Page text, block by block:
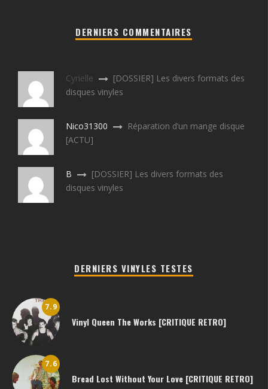
DERNIERS COMMENTAIRES
Cyrielle
[DOSSIER] Les divers formats des
disques vinyles
Nico31300
Réparation d’un mange disque
[ACTU]
B
[DOSSIER] Les divers formats des
disques vinyles
DERNIERS VINYLES TESTES
7.9
Vinyl Queen The Works [CRITIQUE RETRO]
7.6
Bread Lost Without Your Love [CRITIQUE RETRO]